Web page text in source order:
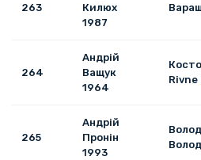
263
Килюх
1987
264
Андрій
Ващук
1964
265
Андрій
Пронін
1993